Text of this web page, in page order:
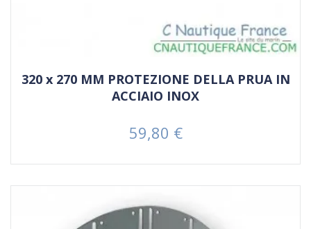
320 x 270 MM PROTEZIONE DELLA PRUA IN
ACCIAIO INOX
Prezzo
59,80 €